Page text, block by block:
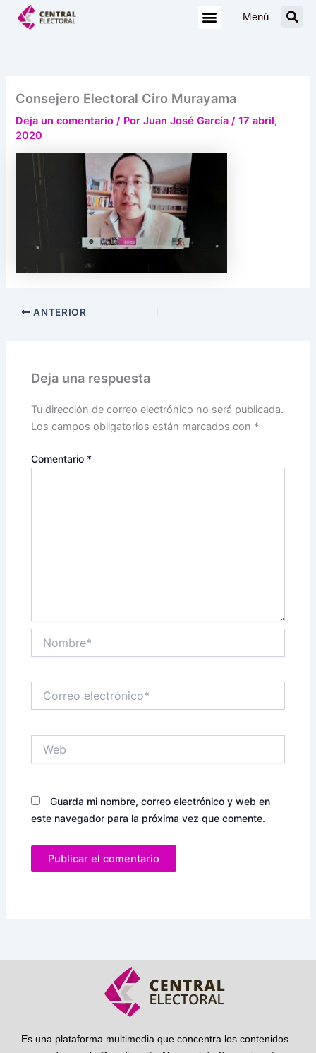
Menú
Consejero Electoral Ciro Murayama
Deja un comentario / PorJuan José García/17 abril,
2020
ANTERIOR
Deja una respuesta
Tu dirección de correo electrónico no será publicada.
Los campos obligatorios están marcados con *
Comentario *
electrónico*
Guarda mi nombre, correo electrónico y web en
este navegador para la próxima vez que comente.
Es una plataforma multimedia que concentra los contenidos